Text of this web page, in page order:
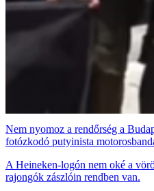
Nem nyomoz a rendőrség a
fotózkodó putyinista
A Heineken-logón nem oké a
rajongók zászlóin rendben van.